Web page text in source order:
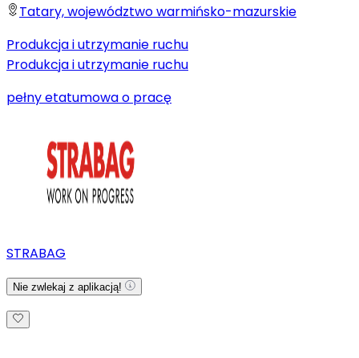
Tatary, województwo warmińsko-mazurskie
Produkcja i utrzymanie ruchu
Produkcja i utrzymanie ruchu
pełny etatumowa o pracę
STRABAG
Nie zwlekaj z aplikacją!